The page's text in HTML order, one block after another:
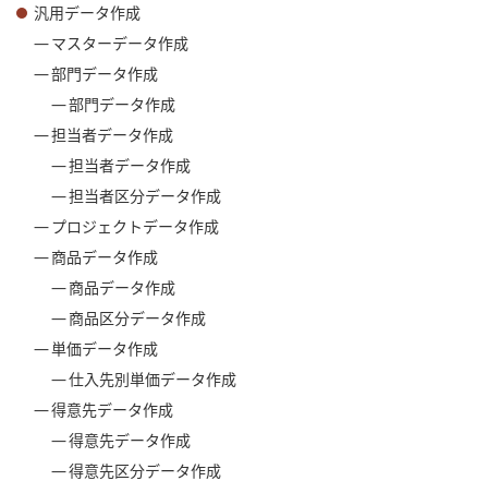
汎用データ作成
マスターデータ作成
部門データ作成
部門データ作成
担当者データ作成
担当者データ作成
担当者区分データ作成
プロジェクトデータ作成
商品データ作成
商品データ作成
商品区分データ作成
単価データ作成
仕入先別単価データ作成
得意先データ作成
得意先データ作成
得意先区分データ作成